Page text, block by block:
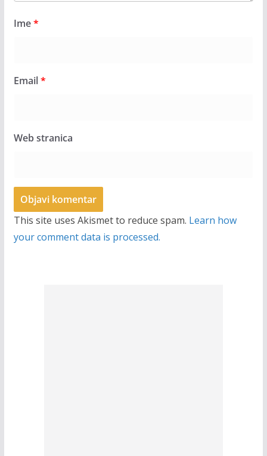
Ime*
Email*
Web stranica
This site uses Akismet to reduce spam. Learn how
your comment data is processed.